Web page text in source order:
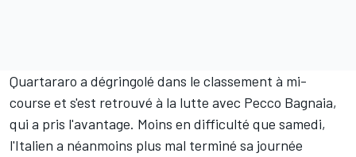
Quartararo a dégringolé dans le classement à mi-
course et s'est retrouvé à la lutte avec Pecco Bagnaia,
qui a pris l'avantage. Moins en difficulté que samedi,
l'Italien a néanmoins plus mal terminé sa journée